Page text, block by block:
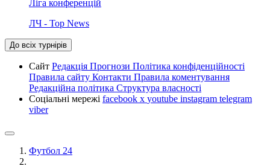
Ліга конференцій
ЛЧ - Top News
До всіх турнірів
Сайт Редакція Прогнози Політика конфіденційності
Правила сайту Контакти Правила коментування
Редакційна політика Структура власності
Соціальні мережі facebook x youtube instagram telegram
viber
Футбол 24